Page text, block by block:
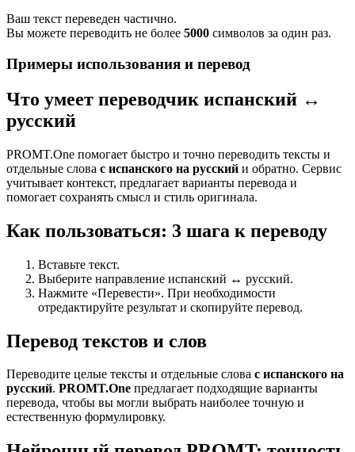
Ваш текст переведен частично.
Вы можете переводить не более 5000 символов за один раз.
Примеры использования и перевод
Что умеет переводчик испанский ↔
русский
PROMT.One помогает быстро и точно переводить тексты и
отдельные слова с испанского на русский и обратно. Сервис
учитывает контекст, предлагает варианты перевода и
помогает сохранять смысл и стиль оригинала.
Как пользоваться: 3 шага к переводу
Вставьте текст.
Выберите направление испанский ↔ русский.
Нажмите «Перевести». При необходимости
отредактируйте результат и скопируйте перевод.
Перевод текстов и слов
Переводите целые тексты и отдельные слова с испанского на
русский. PROMT.One предлагает подходящие варианты
перевода, чтобы вы могли выбрать наиболее точную и
естественную формулировку.